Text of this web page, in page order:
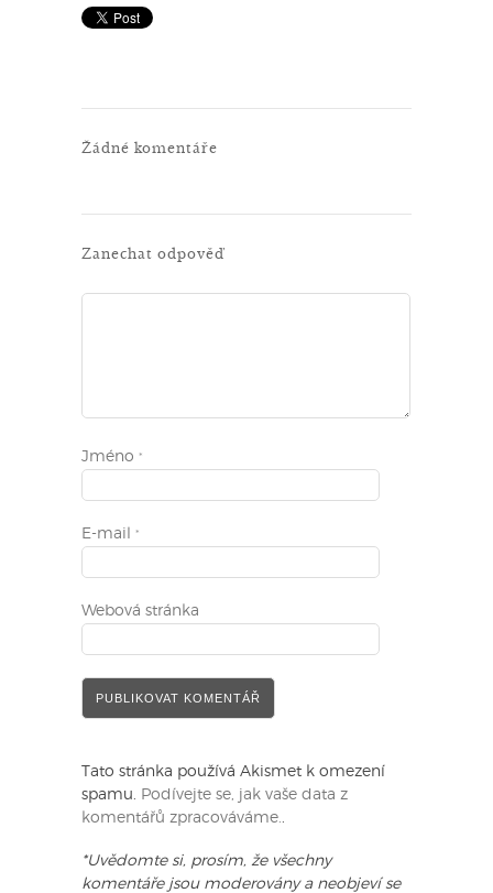
Žádné komentáře
Zanechat odpověď
Jméno *
E-mail *
Webová stránka
Tato stránka používá Akismet k omezení
spamu.
Podívejte se, jak vaše data z
komentářů zpracováváme.
*Uvědomte si, prosím, že všechny
komentáře jsou moderovány a neobjeví se